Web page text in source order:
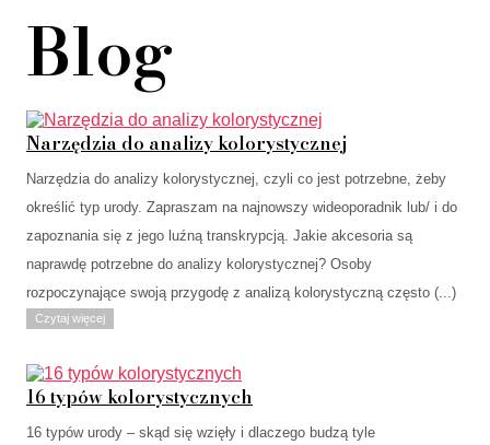
Blog
Narzędzia do analizy kolorystycznej
Narzędzia do analizy kolorystycznej, czyli co jest potrzebne, żeby
określić typ urody. Zapraszam na najnowszy wideoporadnik lub/ i do
zapoznania się z jego luźną transkrypcją. Jakie akcesoria są
naprawdę potrzebne do analizy kolorystycznej? Osoby
rozpoczynające swoją przygodę z analizą kolorystyczną często (...)
Czytaj więcej
16 typów kolorystycznych
16 typów urody – skąd się wzięły i dlaczego budzą tyle